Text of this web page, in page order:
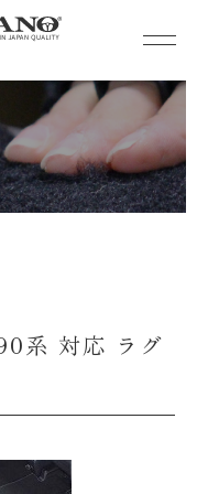
系 対応 ラグ